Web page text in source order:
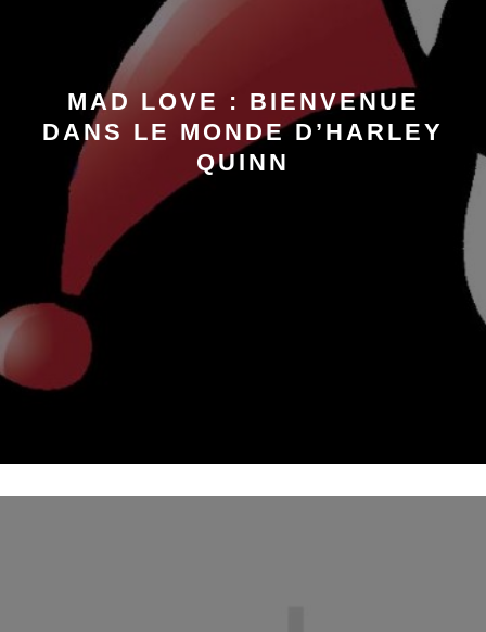
MAD LOVE : BIENVENUE
DANS LE MONDE D’HARLEY
QUINN